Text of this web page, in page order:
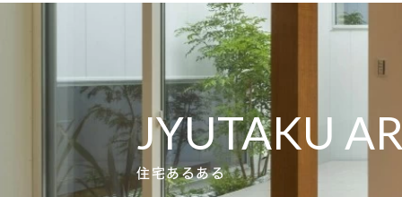
JYUTAKU
住宅あるある